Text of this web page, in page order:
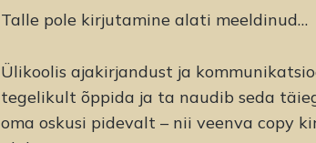
Talle pole kirjutamine alati meeldinud…
Ülikoolis ajakirjandust ja
tegelikult õppida ja ta naudib seda
oma oskusi pidevalt – nii veenva copy